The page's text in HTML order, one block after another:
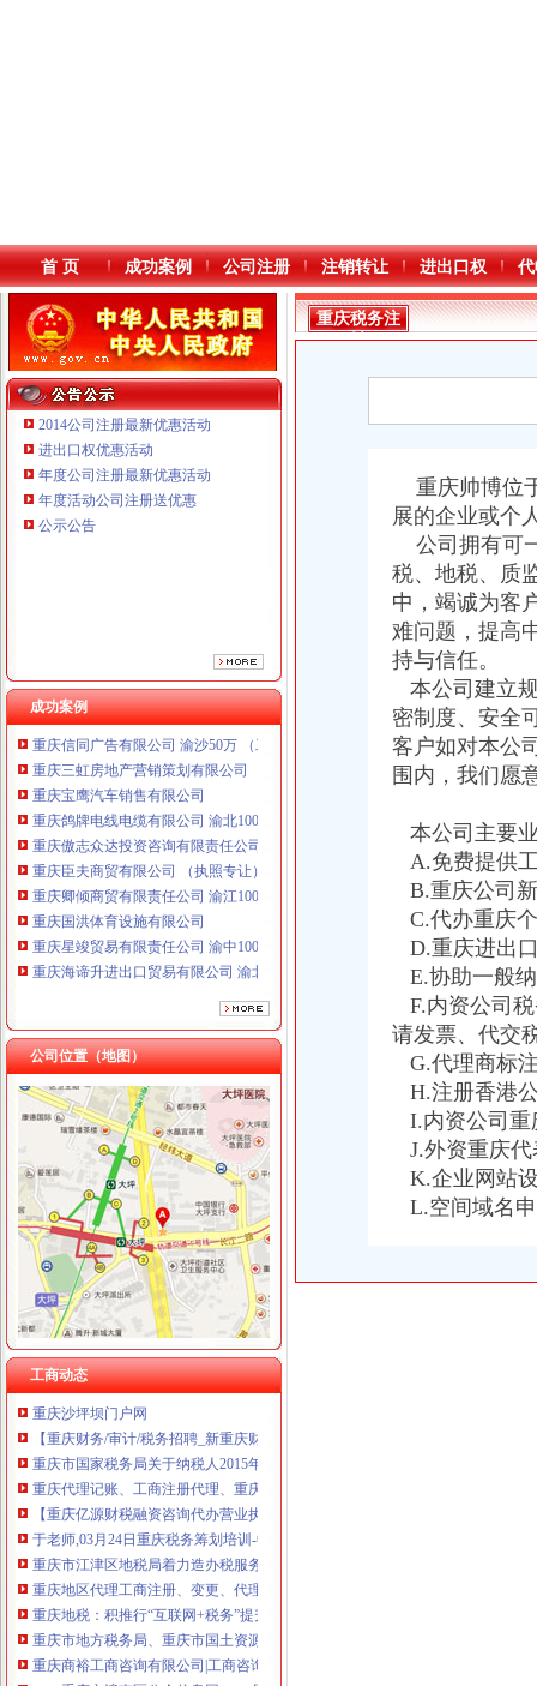
本站导航
首 页 成功案例 公司注册 注销转让 进出口权
2014公司注册最新优惠活动
进出口权优惠活动
年度公司注册最新优惠活动
年度活动公司注册送优惠
公示公告
成功案例
重庆鸽牌电线电缆有限公司 渝北10010万 (进出口权)
重庆海谛升进出口贸易有限公司 渝北100万 （进出口权）
重庆奕欣锦诚商贸有限公司 渝九50万 （工商注册）
重庆信同广告有限公司 渝沙50万 （工商注册）
重庆三虹房地产营销策划有限公司
重庆宝鹰汽车销售有限公司
重庆鸽牌电线电缆有限公司 渝北10010万 (进出口权)
重庆傲志众达投资咨询有限责任公司 渝九1000万 （增资）
重庆臣夫商贸有限公司 （执照专让）
重庆卿倾商贸有限责任公司 渝江100万 （工商注册）
重庆国洪体育设施有限公司
重庆星竣贸易有限责任公司 渝中100万 （进出口权）
重庆海谛升进出口贸易有限公司 渝北100万 （进出口权）
重庆奕欣锦诚商贸有限公司 渝九50万 （工商注册）
重庆信同广告有限公司 渝沙50万 （工商注册）
重庆三虹房地产营销策划有限公司
重庆宝鹰汽车销售有限公司
公司位置（地图）
工商动态
重庆税务注销
重庆发票新规定,税务金四期上线！-企业税收优惠政策-重庆市黔江
重庆注册税务招聘_重庆注册税务招聘信息_智联重庆招聘网_找工作求
重庆高档住宅土地增值税预征率上调至2%_国内新闻_烟台房产网_买
《一般纳税人注销流程》100篇第一文库网
重庆工商注册代理记账变更税务财务佼佼泽工商
重庆财税_专业的财务、税收实务网站-亿企赢财税资讯
国家税务总局2015年持续加“规范税务”建设_部门新闻_新闻_中国
重庆沙坪坝门户网
【重庆财务/审计/税务招聘_新重庆财务/审计/税务招聘信息】-前程无忧
重庆市国家税务局关于纳税人2015年度关联申报等事项的提示-中国会
重庆代理记账、工商注册代理、重庆微型企业、商标注册、税务评估
【重庆亿源财税融资咨询代办营业执照营业哪家比较好】价格,厂家,
于老师,03月24日重庆税务筹划培训-中华品牌管理网
重庆市江津区地税局着力造办税服务“轻体验”-新华网
重庆地区代理工商注册、变更、代理记账、税务咨询可提供地
重庆地税：积推行“互联网+税务”提升服务质效-长江经济网
重庆市地方税务局、重庆市国土资源和房屋管理局<BR>关于暂停办理
重庆商裕工商咨询有限公司|工商咨询|代帐咨询|做账报税|税务代办|代
：：重庆市潼南区公众信息网：：-国税局
重庆税务注
销
重庆帅博位
展的企业或个
公司拥有可
税、地税、质
中，竭诚为客
难问题，提高
持与信任。
本公司建立
密制度、安全
客户如对本公
围内，我们愿
本公司主要
A.免费提供
B.重庆公司
C.代办重庆
D.重庆进出
E.协助一般
F.内资公司
请发票、代交
G.代理商标
H.注册香港
I.内资公司重
J.外资重庆代
K.企业网站
L.空间域名